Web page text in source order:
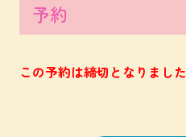
予約
この予約は締切となりました